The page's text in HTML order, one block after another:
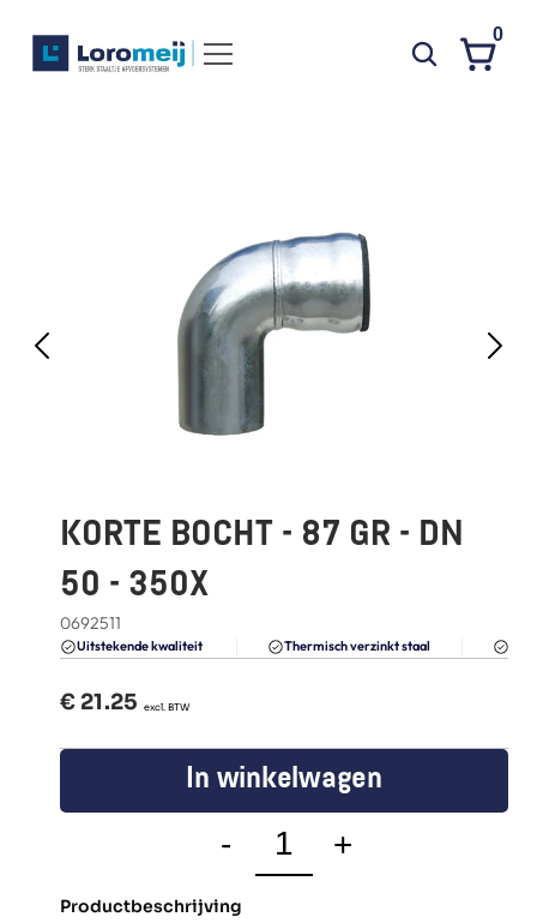
FAQ
Blogs
0
KORTE BOCHT - 87 GR - DN
50 - 350X
0692511
Uitstekende kwaliteit Thermisch verzinkt staal
€ 21.25
  excl. BTW
In winkelwagen
- +
Productbeschrijving